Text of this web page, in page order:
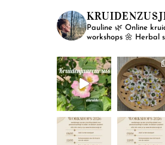
Pauline🌿 Online
workshops🌼 Herbal